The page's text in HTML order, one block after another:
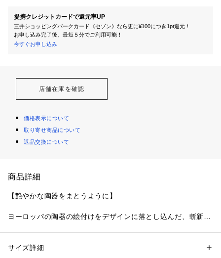
提携クレジットカードで還元率UP
三井ショッピングパークカード《セゾン》なら更に¥100につき1pt還元！
お申し込み完了後、最短５分でご利用可能！
今すぐお申し込み
店舗在庫を確認
価格表示について
取り寄せ商品について
返品交換について
商品詳細
【艶やかな陶器をまとうように】
ヨーロッパの陶器の絵付けをデザインに落とし込んだ、斬新な
やかなデザインに。
性別：レディース
サイズ詳細